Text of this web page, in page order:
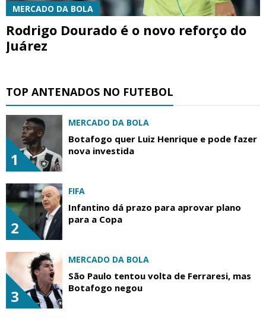
MERCADO DA BOLA
Rodrigo Dourado é o novo reforço do
Juárez
TOP ANTENADOS NO FUTEBOL
1
MERCADO DA BOLA
Botafogo quer Luiz Henrique e pode fazer
nova investida
2
FIFA
Infantino dá prazo para aprovar plano
para a Copa
3
MERCADO DA BOLA
São Paulo tentou volta de Ferraresi, mas
Botafogo negou